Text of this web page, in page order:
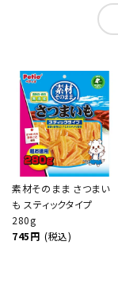
素材そのまま さつまい
も スティックタイプ
280g
745円 (税込)